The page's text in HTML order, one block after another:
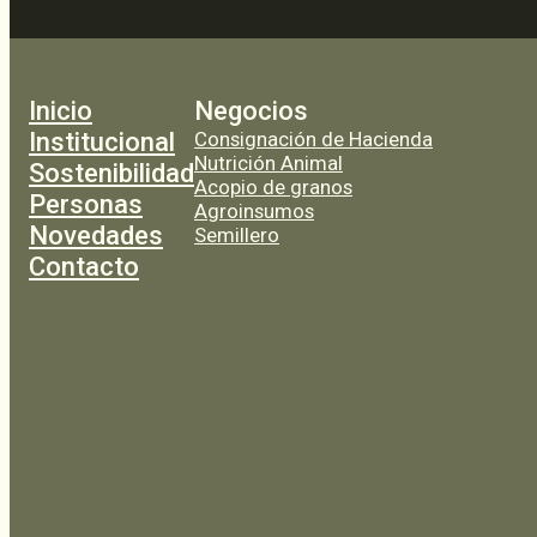
Inicio
Institucional
Sostenibilidad
Personas
Novedades
Contacto
Negocios
Consignación de Hacienda
Nutrición Animal
Acopio de granos
Agroinsumos
Semillero